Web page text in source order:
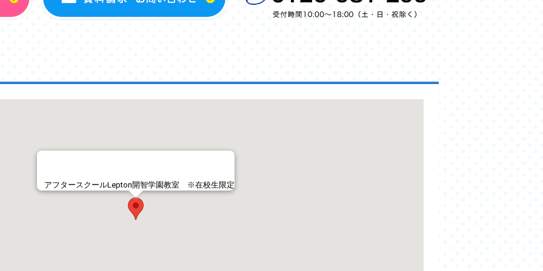
アフタースクールLepton開智学園教室 ※在校生限定